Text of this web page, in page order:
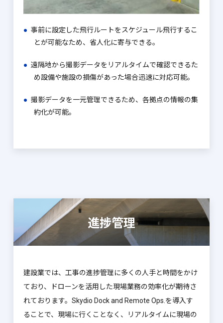
事前に設定した飛行ルートをスケジュール飛行するこ
とが可能なため、省人化に寄与できる。
遠隔地から撮影データをリアルタイムで確認できるた
め設備や施設の損傷があった場合迅速に対応可能。
撮影データを一元管理できるため、各拠点の情報の集
約化が可能。
進捗管理
建設業では、工事の進捗管理に多くの人手と時間をかけ
ており、ドローンを活用した現場業務の効率化が期待さ
れております。Skydio Dock and Remote Ops.を導入す
ることで、現場に行くことなく、リアルタイムに現場の